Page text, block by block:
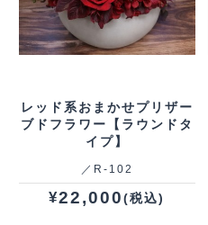
レッド系おまかせプリザー
ブドフラワー【ラウンドタ
イプ】
／R‐102
¥22,000(税込)